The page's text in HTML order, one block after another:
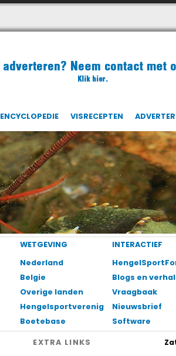
ENCYCLOPEDIE VISRECEPTEN
WETGEVING
Nederland
Belgie
Overige landen
Hengelsportverenigingen
Boetebase
INTERACTIEF
Blogs en
Vraagbaak
Nieuwsbrief
Software
EXTRA LINKS